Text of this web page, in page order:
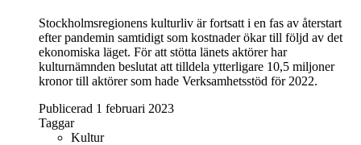
Stockholmsregionens kulturliv är fortsatt i en fas av återstart
efter pandemin samtidigt som kostnader ökar till följd av det
ekonomiska läget. För att stötta länets aktörer har
kulturnämnden beslutat att tilldela ytterligare 10,5 miljoner
kronor till aktörer som hade Verksamhetsstöd för 2022.
Publicerad 1 februari 2023
Taggar
Kultur